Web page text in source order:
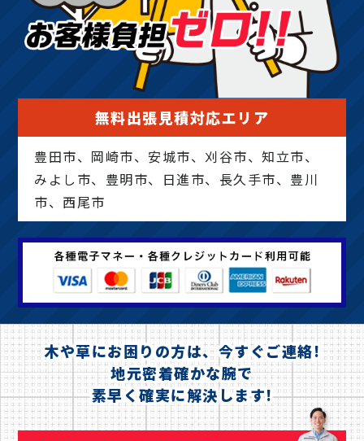
無料出張見積対応エリア
豊田市、岡崎市、安城市、刈谷市、知立市、
みよし市、豊明市、日進市、長久手市、豊川
市、西尾市
木や草にお困りの方は、今すぐご連絡!
地元密着確かな腕で
素早く確実に解決します!